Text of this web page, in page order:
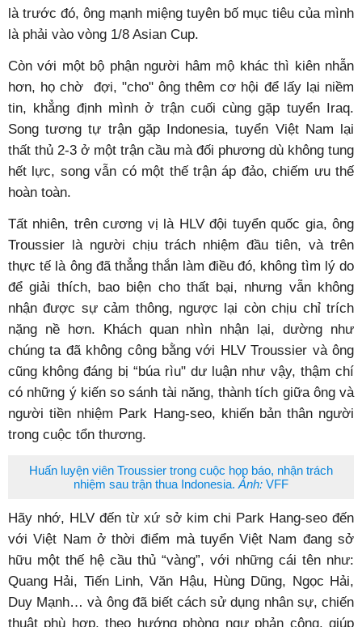
là trước đó, ông mạnh miệng tuyên bố mục tiêu của mình
là phải vào vòng 1/8 Asian Cup.
Còn với một bộ phận người hâm mộ khác thì kiên nhẫn
hơn, họ chờ đợi, "cho" ông thêm cơ hội để lấy lại niềm
tin, khẳng định mình ở trận cuối cùng gặp tuyển Iraq.
Song tương tự trận gặp Indonesia, tuyển Việt Nam lại
thất thủ 2-3 ở một trận cầu mà đối phương dù không tung
hết lực, song vẫn có một thế trận áp đảo, chiếm ưu thế
hoàn toàn.
Tất nhiên, trên cương vị là HLV đội tuyển quốc gia, ông
Troussier là người chịu trách nhiệm đầu tiên, và trên
thực tế là ông đã thẳng thắn làm điều đó, không tìm lý do
để giải thích, bao biện cho thất bại, nhưng vẫn không
nhận được sự cảm thông, ngược lại còn chịu chỉ trích
nặng nề hơn. Khách quan nhìn nhận lại, dường như
chúng ta đã không công bằng với HLV Troussier và ông
cũng không đáng bị “búa rìu" dư luận như vậy, thậm chí
có những ý kiến so sánh tài năng, thành tích giữa ông và
người tiền nhiệm Park Hang-seo, khiến bản thân người
trong cuộc tổn thương.
Huấn luyện viên Troussier trong cuộc họp báo, nhận trách
nhiệm sau trận thua Indonesia. Ảnh: VFF
Hãy nhớ, HLV đến từ xứ sở kim chi Park Hang-seo đến
với Việt Nam ở thời điểm mà tuyển Việt Nam đang sở
hữu một thế hệ cầu thủ “vàng”, với những cái tên như:
Quang Hải, Tiến Linh, Văn Hậu, Hùng Dũng, Ngọc Hải,
Duy Mạnh… và ông đã biết cách sử dụng nhân sự, chiến
thuật phù hợp, theo hướng phòng ngự phản công, giúp